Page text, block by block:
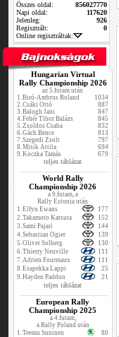
Összes oldal:
856027770
Napi oldal:
117620
Jelenleg:
926
Regisztrált:
0
Online regisztráltak:
Hungarian Virtual
Rally Championship 2026
az 5.futam után
1.Biró-Ambrus Roland
1034
2.Csáki Ottó
887
3.Balogh Jani
847
4.Fehér Tibor Balázs
845
5.Zsoldos Csaba
832
6.Gách Bence
813
7.Szegedi Zsolt
797
8.Misik Attila
694
9.Koczka Tamás 679
teljes táblázat
World Rally
Championship 2026
a 9.futam, a
Rally Estonia után
1.Elfyn Ewans
177
2.Takamoto Katsuta
152
3.Sami Pajari
144
4.Sebastian Ogier
139
5.Oliver Solberg
130
6.Thierry Neuville
111
7.Adrien Fourmaux
111
8.Esapekka Lappi
25
9.Hayden Paddon 21
teljes táblázat
European Rally
Championship 2025
a 4.futam,
a Rally Poland után
1.Teemu Suninen
80